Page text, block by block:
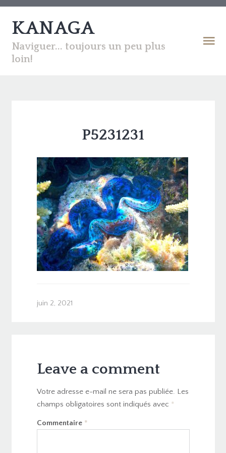
KANAGA
Naviguer... toujours un peu plus
loin!
P5231231
juin 2, 2021
Leave a comment
Votre adresse e-mail ne sera pas publiée. Les
champs obligatoires sont indiqués avec *
Commentaire *